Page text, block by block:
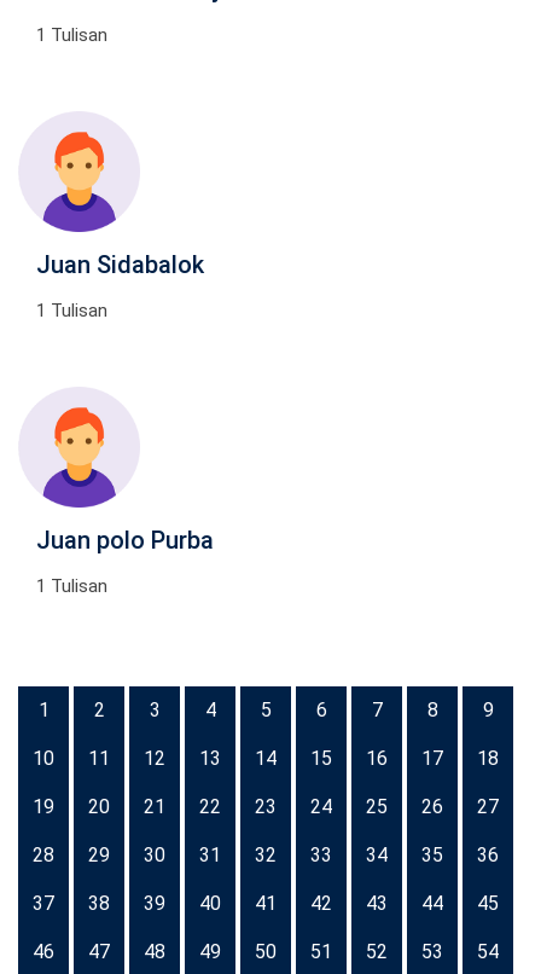
1 Tulisan
Juan Sidabalok
1 Tulisan
Juan polo Purba
1 Tulisan
1 2 3 4 5 6 7 8 9
10 11 12 13 14 15 16 17 18
19 20 21 22 23 24 25 26 27
28 29 30 31 32 33 34 35 36
37 38 39 40 41 42 43 44 45
46 47 48 49 50 51 52 53 54